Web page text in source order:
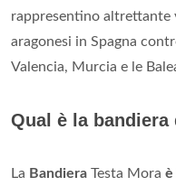
rappresentino altrettante
aragonesi in Spagna
Valencia, Murcia e le
Qual è la bandiera
La Bandiera Testa Mora è